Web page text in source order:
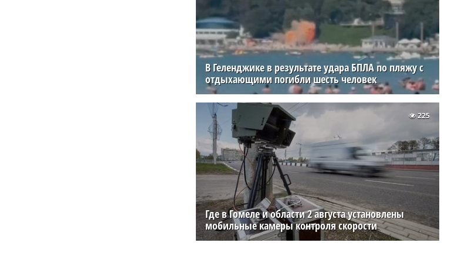
В Геленджике в результате удара БПЛА по пляжу с
отдыхающими погибли шесть человек
Где в Гомеле и области 2 августа установлены
мобильные камеры контроля скорости
225